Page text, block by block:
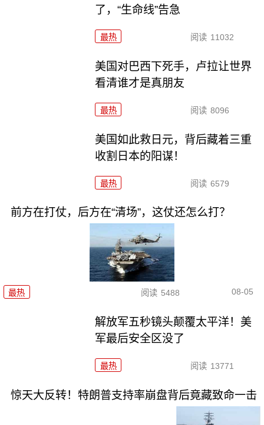
了，“生命线”告急
最热 阅读 11032
美国对巴西下死手，卢拉让世界
看清谁才是真朋友
最热 阅读 8096
美国如此救日元，背后藏着三重
收割日本的阳谋！
最热 阅读 6579
前方在打仗，后方在“清场”，这仗还怎么打？
最热 阅读 5488 08-05
解放军五秒镜头颠覆太平洋！美
军最后安全区没了
最热 阅读 13771
惊天大反转！特朗普支持率崩盘背后竟藏致命一击